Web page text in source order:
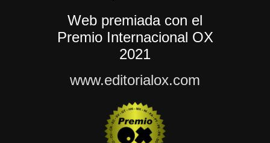
Web premiada con el
Premio Internacional OX
2021
www.editorialox.com